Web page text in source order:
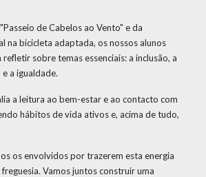
de Cabelos ao Vento" e da
na bicicleta adaptada, os nossos alunos
sobre temas essenciais: a inclusão, a
a igualdade.
a leitura ao bem-estar e ao contacto com
hábitos de vida ativos e, acima de tudo,
os envolvidos por trazerem esta energia
Vamos juntos construir uma